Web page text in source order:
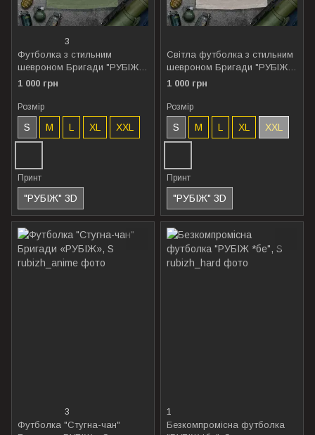
3
Футболка з стильним
шевроном Бригади "РУБІЖ" ,
Хакі Рубіж, S
1 000 грн
Розмір
S M L XL XXL
Принт
"РУБІЖ" 3D
Світла футболка з стильним
шевроном Бригади "РУБІЖ" ,
Таш Рубіж, S
1 000 грн
Розмір
S M L XL XXL
Принт
"РУБІЖ" 3D
3
Футболка "Стугна-чан"
1
Безкомпромісна футболка